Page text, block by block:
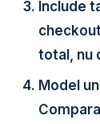
Include
checkout
total, nu
Model